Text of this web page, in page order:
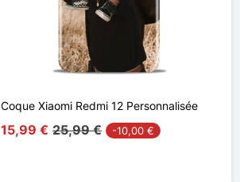
Coque Xiaomi Redmi 12 Personnalisée
15,99 € 25,99 € -10,00 €